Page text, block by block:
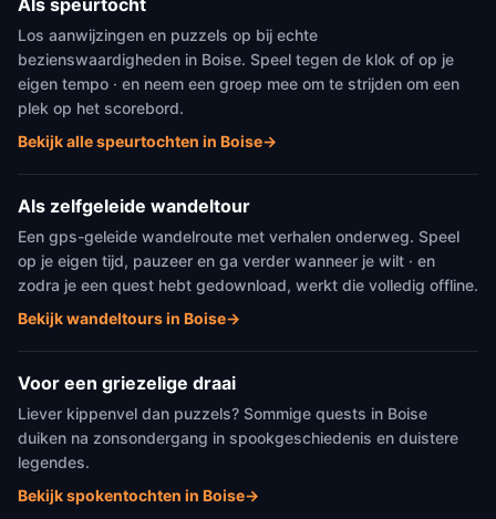
Als speurtocht
Los aanwijzingen en puzzels op bij echte
bezienswaardigheden in Boise. Speel tegen de klok of op je
eigen tempo · en neem een groep mee om te strijden om een
plek op het scorebord.
Bekijk alle speurtochten in Boise→
Als zelfgeleide wandeltour
Een gps-geleide wandelroute met verhalen onderweg. Speel
op je eigen tijd, pauzeer en ga verder wanneer je wilt · en
zodra je een quest hebt gedownload, werkt die volledig offline.
Bekijk wandeltours in Boise→
Voor een griezelige draai
Liever kippenvel dan puzzels? Sommige quests in Boise
duiken na zonsondergang in spookgeschiedenis en duistere
legendes.
Bekijk spokentochten in Boise→